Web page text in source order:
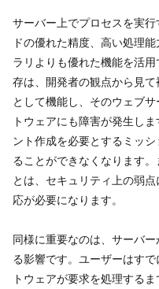
サーバー上でプロセスを実
ドの優れた精度、高い処理
ラリよりも優れた機能を活
存は、開発者の観点から見
として機能し、そのウェブ
トウェアにも障害が発生し
ント作成を必要とするミッ
ることができなくなります
とは、セキュリティ上の弱
応が必要になります。
同様に重要なのは、サーバ
る影響です。ユーザーはす
トウェアが要求を処理する